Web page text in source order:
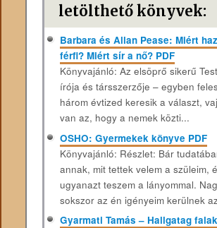
letölthető könyvek:
Barbara és Allan Pease: Miért
férfi? Miért sír a nő? PDF
Könyvajánló: Az elsöprő sikerű
írója és társszerzője – egyben
három évtized keresik a választ,
van az, hogy a nemek közti...
OSHO: Gyermekek könyve PDF
Könyvajánló: Részlet: Bár
annak, mit tettek velem a szüleim,
ugyanazt teszem a lányommal.
sokszor az én igényeim kerülnek
Gyarmati Tamás – Hallgatag